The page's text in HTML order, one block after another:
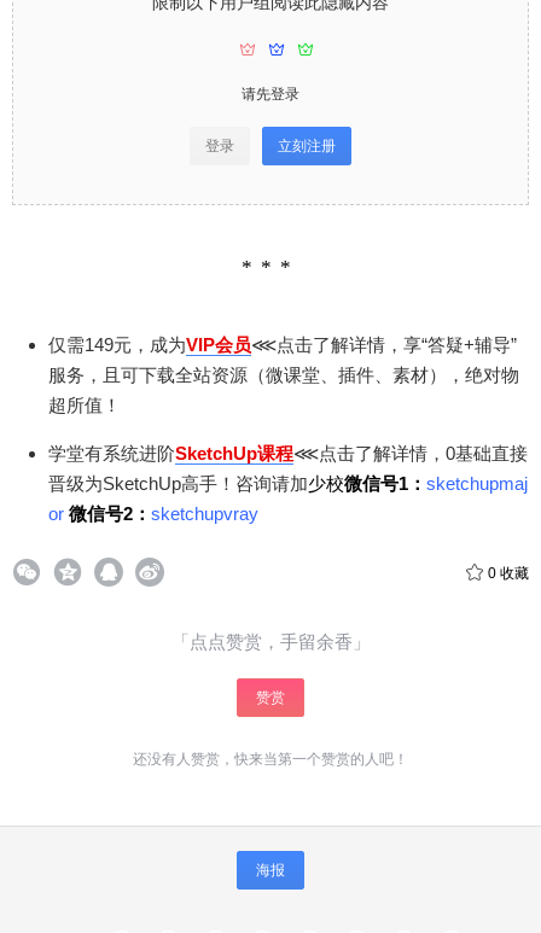
请先登录
登录 立刻注册
仅需149元，成为VIP会员⋘点击了解详情，享“答疑+辅导”
服务，且可下载全站资源（微课堂、插件、素材），绝对物
超所值！
学堂有系统进阶SketchUp课程⋘点击了解详情，0基础直接
晋级为SketchUp高手！咨询请加少校微信号1： sketchupmaj
or 微信号2： sketchupvray
0 收藏
「点点赞赏，手留余香」
赞赏
还没有人赞赏，快来当第一个赞赏的人吧！
海报
给少校01打赏
2 元 5 元 10 元
50 元